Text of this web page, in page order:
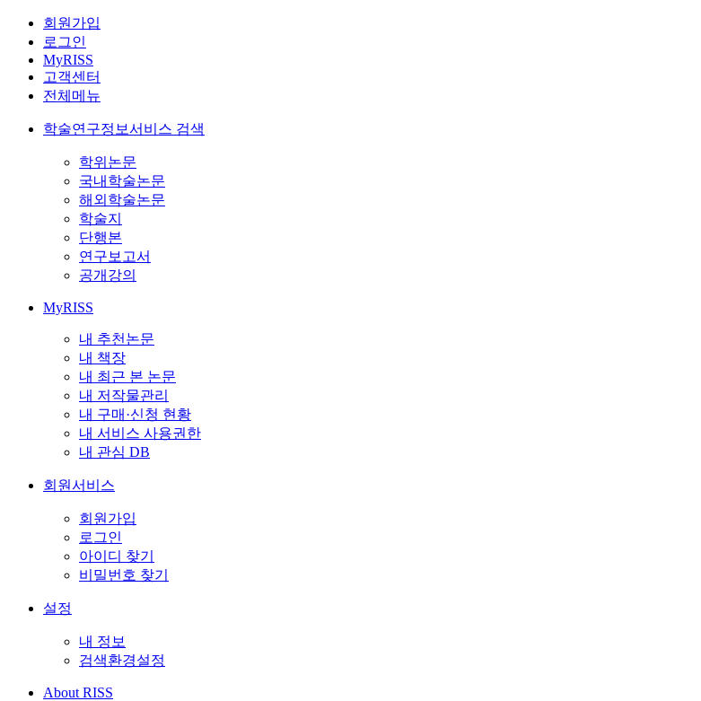
회원가입
로그인
MyRISS
고객센터
전체메뉴
학술연구정보서비스 검색
학위논문
국내학술논문
해외학술논문
학술지
단행본
연구보고서
공개강의
MyRISS
내 추천논문
내 책장
내 최근 본 논문
내 저작물관리
내 구매·신청 현황
내 서비스 사용권한
내 관심 DB
회원서비스
회원가입
로그인
아이디 찾기
비밀번호 찾기
설정
내 정보
검색환경설정
About RISS